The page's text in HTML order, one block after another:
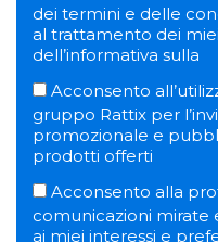
dei termini e delle
al trattamento dei
dell’informativa sulla
Acconsento
gruppo Rattix per
promozionale e
prodotti offerti
Acconsento alla
comunicazioni mirate
ai miei interessi e